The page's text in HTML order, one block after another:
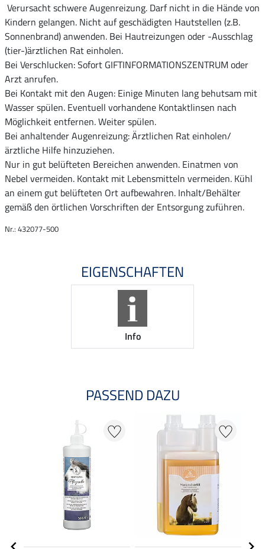
Verursacht schwere Augenreizung. Darf nicht in die Hände von
Kindern gelangen. Nicht auf geschädigten Hautstellen (z.B.
Sonnenbrand) anwenden. Bei Hautreizungen oder -Ausschlag
(tier-)ärztlichen Rat einholen.
Bei Verschlucken: Sofort GIFTINFORMATIONSZENTRUM oder
Arzt anrufen.
Bei Kontakt mit den Augen: Einige Minuten lang behutsam mit
Wasser spülen. Eventuell vorhandene Kontaktlinsen nach
Möglichkeit entfernen. Weiter spülen.
Bei anhaltender Augenreizung: Ärztlichen Rat einholen/
ärztliche Hilfe hinzuziehen.
Nur in gut belüfteten Bereichen anwenden. Einatmen von
Nebel vermeiden. Kontakt mit Lebensmitteln vermeiden. Kühl
an einem gut belüfteten Ort aufbewahren. Inhalt/Behälter
gemäß den örtlichen Vorschriften der Entsorgung zuführen.
Nr.: 432077-500
EIGENSCHAFTEN
Info
PASSEND DAZU